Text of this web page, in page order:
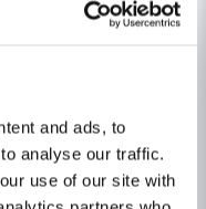
and ads, to
analyse our traffic.
use of our site with